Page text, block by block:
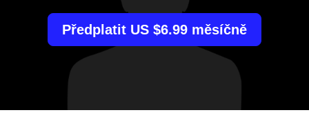
Předplatit US $6.99 měsíčně